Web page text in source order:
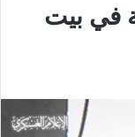
في بيت